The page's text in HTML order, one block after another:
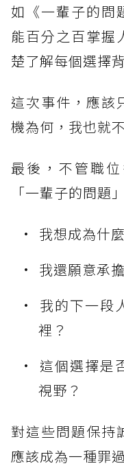
如《一輩子的問
能百分之百掌握
楚了解每個選擇
這次事件，應該
機為何，我也就
最後，不管職
「一輩子的問題
我想成為什
我還願意承
我的下一段
裡？
這個選擇是
視野？
對這些問題保持
應該成為一種罪